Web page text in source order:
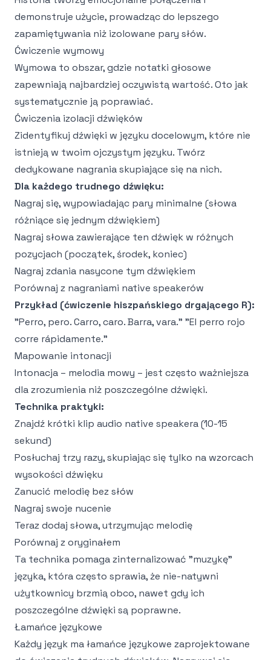
demonstruje użycie, prowadząc do lepszego
zapamiętywania niż izolowane pary słów.
Ćwiczenie wymowy
Wymowa to obszar, gdzie notatki głosowe
zapewniają najbardziej oczywistą wartość. Oto jak
systematycznie ją poprawiać.
Ćwiczenia izolacji dźwięków
Zidentyfikuj dźwięki w języku docelowym, które nie
istnieją w twoim ojczystym języku. Twórz
dedykowane nagrania skupiające się na nich.
Dla każdego trudnego dźwięku:
Nagraj się, wypowiadając pary minimalne (słowa
różniące się jednym dźwiękiem)
Nagraj słowa zawierające ten dźwięk w różnych
pozycjach (początek, środek, koniec)
Nagraj zdania nasycone tym dźwiękiem
Porównaj z nagraniami native speakerów
Przykład (ćwiczenie hiszpańskiego drgającego R):
"Perro, pero. Carro, caro. Barra, vara." "El perro rojo
corre rápidamente."
Mapowanie intonacji
Intonacja – melodia mowy – jest często ważniejsza
dla zrozumienia niż poszczególne dźwięki.
Technika praktyki:
Znajdź krótki klip audio native speakera (10-15
sekund)
Posłuchaj trzy razy, skupiając się tylko na wzorcach
wysokości dźwięku
Zanucić melodię bez słów
Nagraj swoje nucenie
Teraz dodaj słowa, utrzymując melodię
Porównaj z oryginałem
Ta technika pomaga zinternalizować "muzykę"
języka, która często sprawia, że nie-natywni
użytkownicy brzmią obco, nawet gdy ich
poszczególne dźwięki są poprawne.
Łamańce językowe
Każdy język ma łamańce językowe zaprojektowane